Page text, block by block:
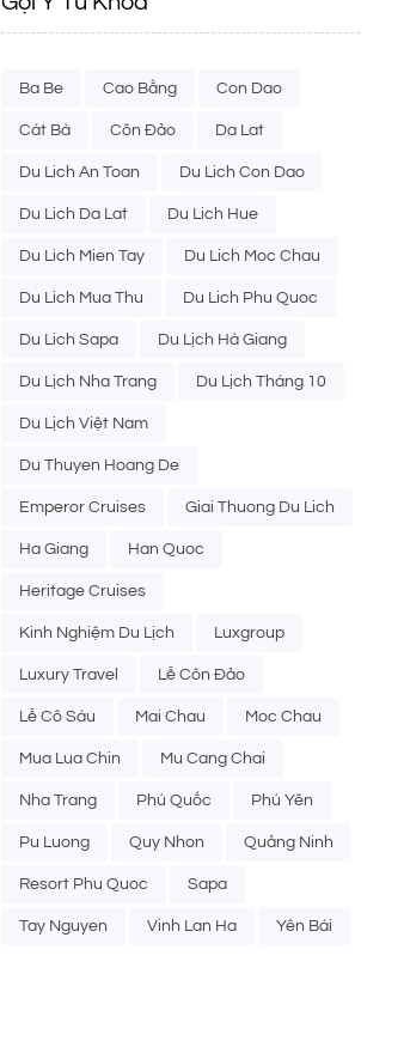
Ba Be Cao Bằng Con Dao
Cát Bà Côn Đảo Da Lat
Du Lich An Toan Du Lich Con Dao
Du Lich Da Lat Du Lich Hue
Du Lich Mien Tay Du Lich Moc Chau
Du Lich Mua Thu Du Lich Phu Quoc
Du Lich Sapa Du Lịch Hà Giang
Du Lịch Nha Trang Du Lịch Tháng 10
Du Lịch Việt Nam
Du Thuyen Hoang De
Emperor Cruises Giai Thuong Du Lich
Ha Giang Han Quoc
Heritage Cruises
Kinh Nghiệm Du Lịch Luxgroup
Luxury Travel Lễ Côn Đảo
Lễ Cô Sáu Mai Chau Moc Chau
Mua Lua Chin Mu Cang Chai
Nha Trang Phú Quốc Phú Yên
Pu Luong Quy Nhon Quảng Ninh
Resort Phu Quoc Sapa
Tay Nguyen Vinh Lan Ha Yên Bái